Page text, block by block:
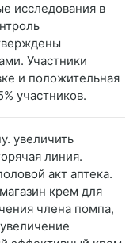
исследования в
Участники
и положительная
участников.
увеличить
линия.
акт аптека.
крем для
члена помпа,